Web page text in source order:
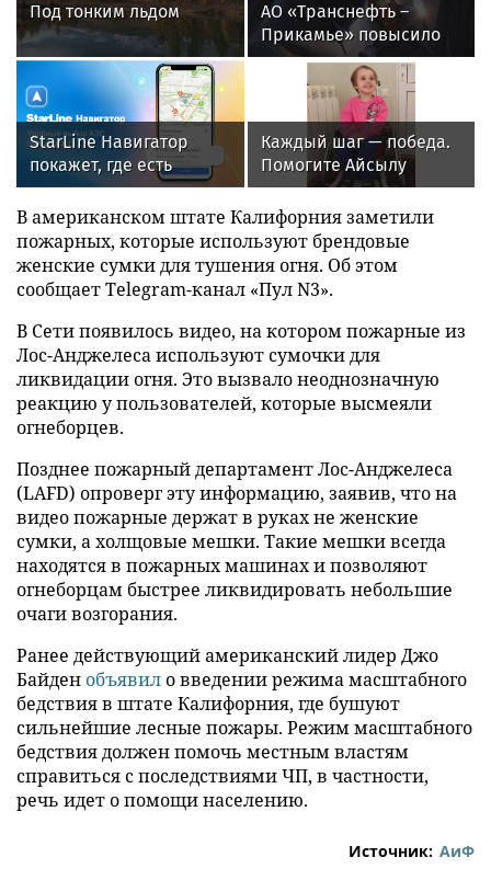
Под тонким льдом
АО «Транснефть –
Прикамье» повысило
надежность
производственной
инфраструктуры в
четырех регионах
StarLine Навигатор
покажет, где есть
топливо и сколько
придется ждать на АЗС
Каждый шаг — победа.
Помогите Айсылу
продолжать
реабилитацию
В американском штате Калифорния заметили
пожарных, которые используют брендовые
женские сумки для тушения огня. Об этом
сообщает Telegram-канал «Пул N3».
В Сети появилось видео, на котором пожарные из
Лос-Анджелеса используют сумочки для
ликвидации огня. Это вызвало неоднозначную
реакцию у пользователей, которые высмеяли
огнеборцев.
Позднее пожарный департамент Лос-Анджелеса
(LAFD) опроверг эту информацию, заявив, что на
видео пожарные держат в руках не женские
сумки, а холщовые мешки. Такие мешки всегда
находятся в пожарных машинах и позволяют
огнеборцам быстрее ликвидировать небольшие
очаги возгорания.
Ранее действующий американский лидер Джо
Байден объявило введении режима масштабного
бедствия в штате Калифорния, где бушуют
сильнейшие лесные пожары. Режим масштабного
бедствия должен помочь местным властям
справиться с последствиями ЧП, в частности,
речь идет о помощи населению.
Источник: АиФ